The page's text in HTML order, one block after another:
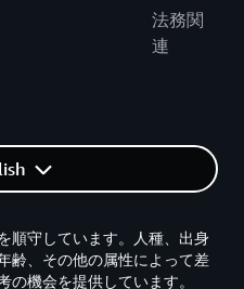
法務関
連
順守しています。人種、出身
齢、その他の属性によって差
の機会を提供しています。